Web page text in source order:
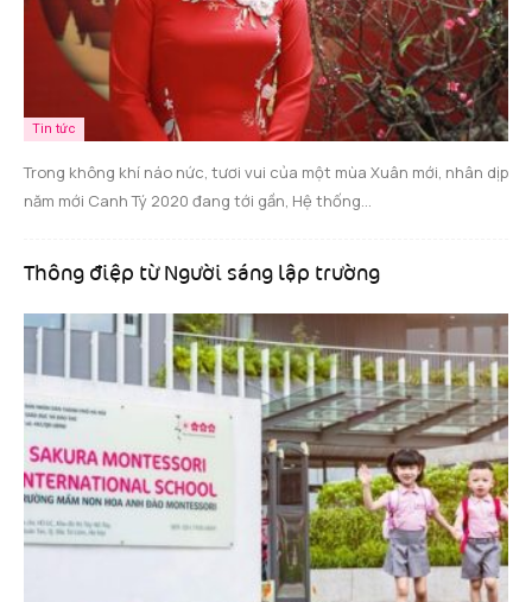
Tin tức
Trong không khí náo nức, tươi vui của một mùa Xuân mới, nhân dịp
năm mới Canh Tý 2020 đang tới gần, Hệ thống...
Thông điệp từ Người sáng lập trường